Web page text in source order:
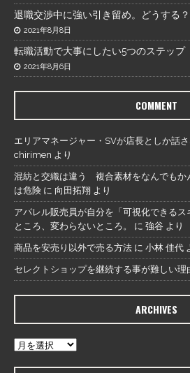
退職交渉中に強い引き留め。どうする？
2021年8月8日
転職活動で大事にしたい5つのステップ
2021年8月6日
COMMENT
エリアマネージャー・SVが店長としか話さ
chirimen より
混紡と交織は違う 複合素材をなんでもか
は危険 に 向田拓翔 より
アパレル販売員が自分を「可視化できる
ところ、変わらないところ。
に 強谷 より
商品を安売り以外で売る方法 に 小林 佳代
セレクトショップを継続する事が難しい理
ARCHIVES